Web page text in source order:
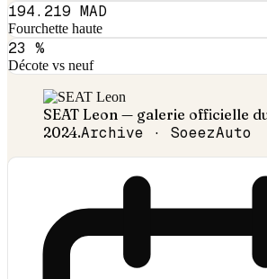
194.219 MAD
Fourchette haute
23 %
Décote vs neuf
SEAT Leon — galerie officielle
2024.Archive · SoeezAuto